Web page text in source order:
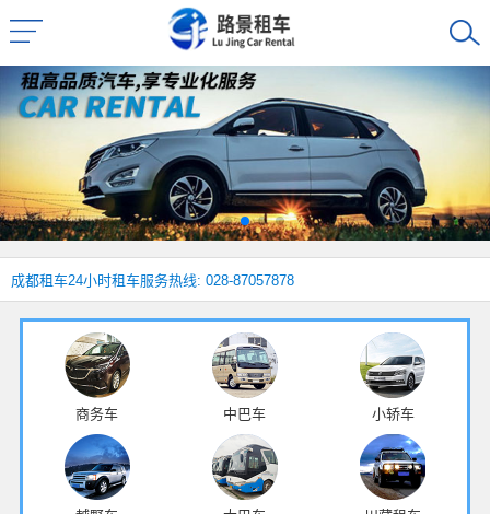
成都租车24小时租车服务热线: 028-87057878
商务车 中巴车 小轿车